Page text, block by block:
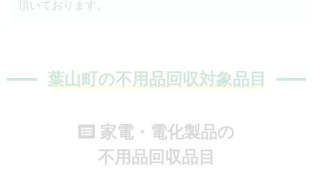
頂いております。
葉山町の不用品回収対象品目
家電・電化製品の
不用品回収品目